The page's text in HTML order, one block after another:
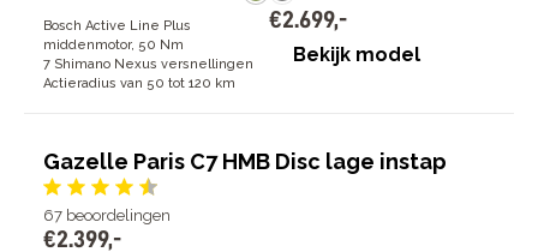
Bosch Active Line Plus
middenmotor, 50 Nm
7 Shimano Nexus versnellingen
Actieradius van 50 tot 120 km
€2.699,-
Bekijk model
Gazelle Paris C7 HMB Disc lage instap
67 beoordelingen
€2.399,-